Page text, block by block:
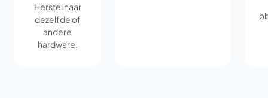
Herstel naar
dezelfde of
andere
hardware.